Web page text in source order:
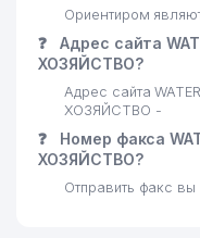
Ориентиром
❓
Адрес сайта
ХОЗЯЙСТВО?
Адрес сайта
ХОЗЯЙСТВО -
❓
Номер факса
ХОЗЯЙСТВО?
Отправить факс